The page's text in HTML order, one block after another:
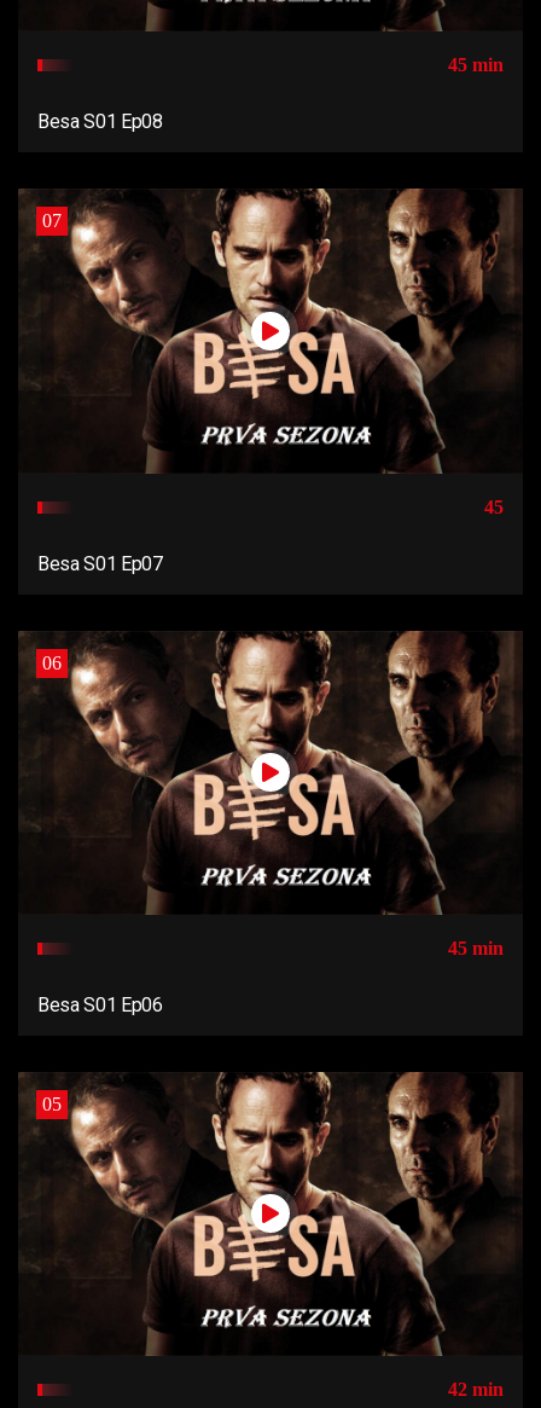
45 min
Besa S01 Ep08
07
45
Besa S01 Ep07
06
45 min
Besa S01 Ep06
05
42 min